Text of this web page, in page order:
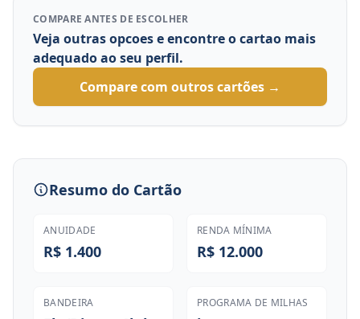
COMPARE ANTES DE ESCOLHER
Veja outras opcoes e encontre o cartao mais
adequado ao seu perfil.
Compare com outros cartões →
Resumo do Cartão
ANUIDADE
R$ 1.400
RENDA MÍNIMA
R$ 12.000
BANDEIRA PROGRAMA DE MILHAS